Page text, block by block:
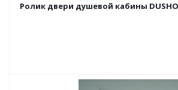
Ролик двери душевой кабины